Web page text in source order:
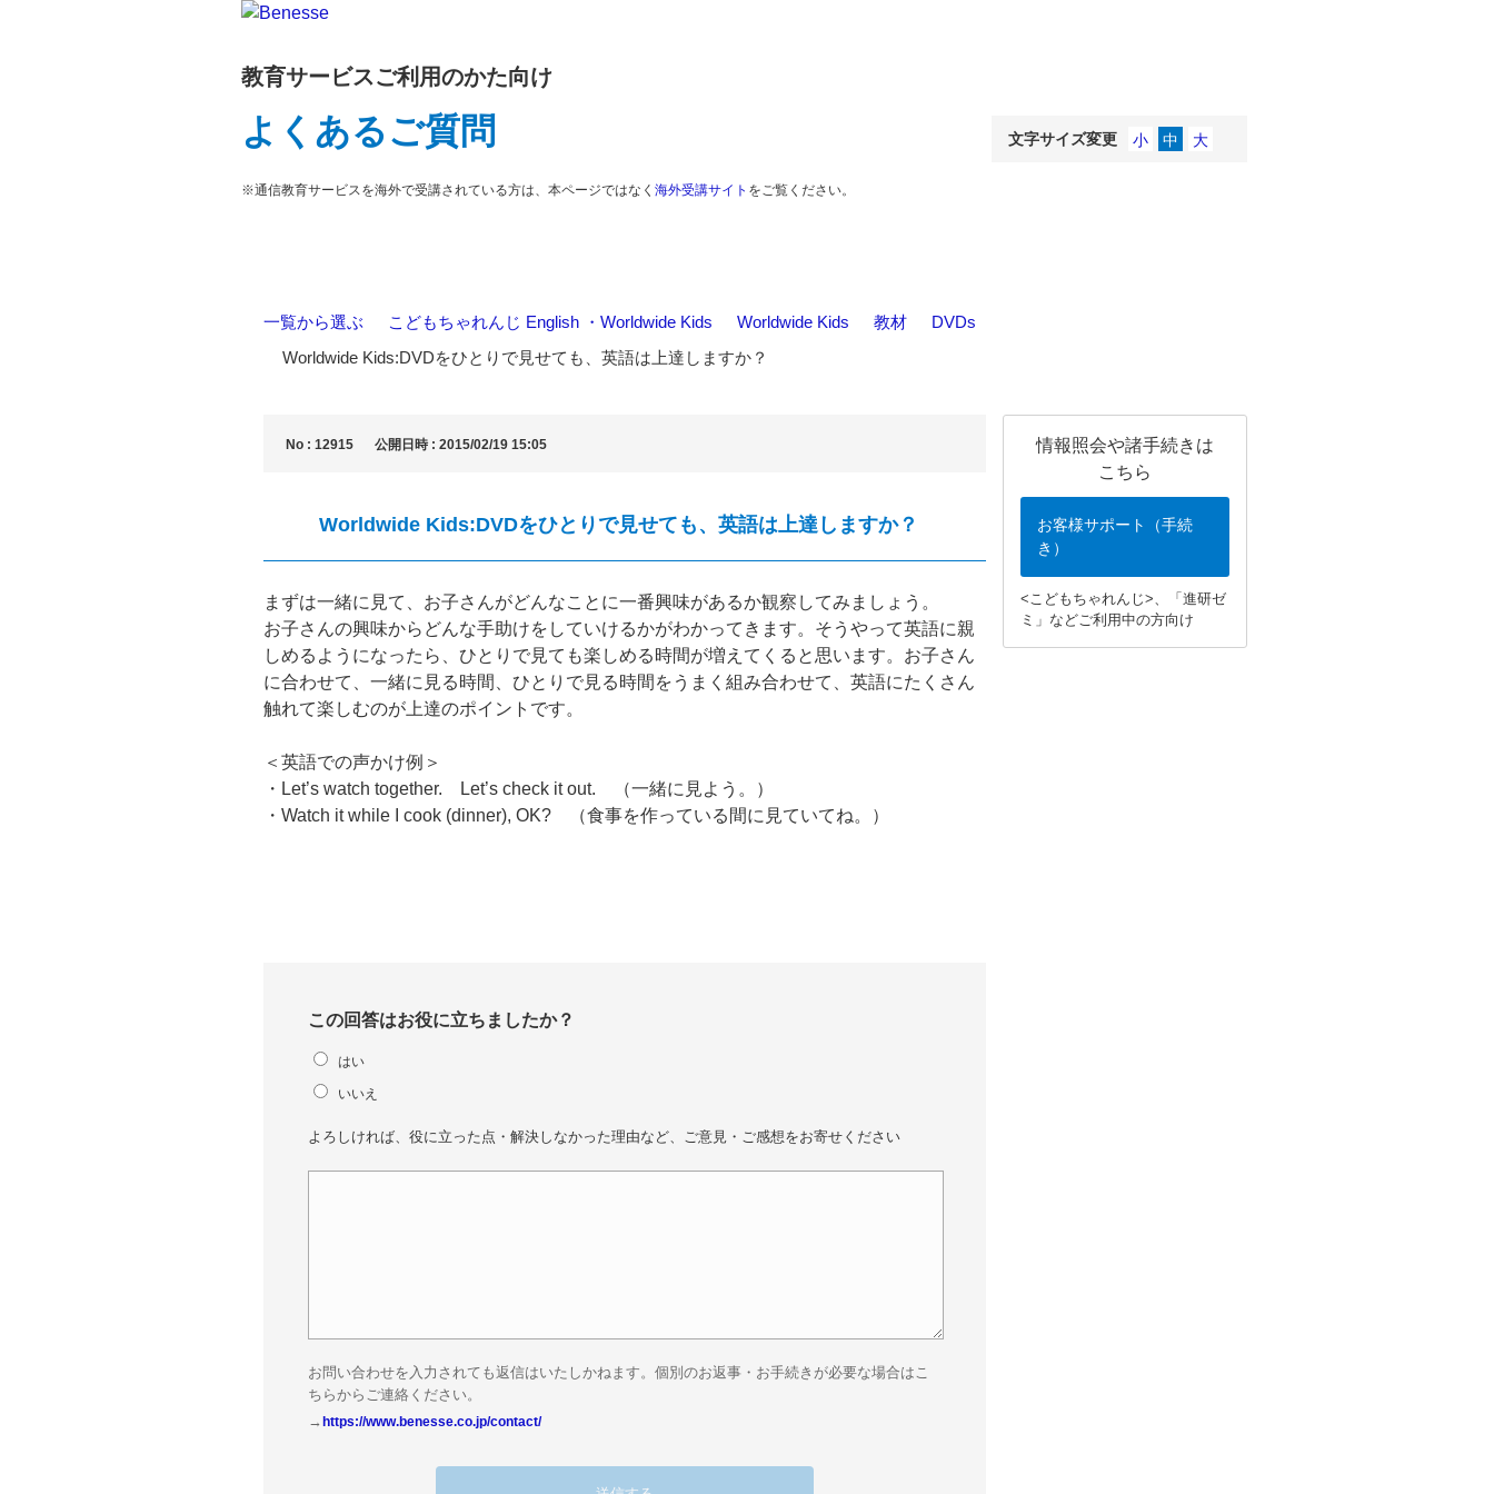
教育サービスご利用のかた向け
よくあるご質問
※通信教育サービスを海外で受講されている方は、本ページではなく 海外受講サイト をご覧ください。
文字サイズ変更
一覧から選ぶ こどもちゃれんじ English ・Worldwide Kids Worldwide Kids 教材
DVDs
Worldwide Kids:DVDをひとりで見せても、英語は上達しますか？
情報照会や諸手続きは
こちら
お客様サポート（手続
き）
<こどもちゃれんじ>、「進研ゼ
ミ」などご利用中の方向け
No : 12915 公開日時 : 2015/02/19 15:05
Worldwide Kids:DVDをひとりで見せても、英語は上達しますか？
まずは一緒に見て、お子さんがどんなことに一番興味があるか観察してみましょう。
お子さんの興味からどんな手助けをしていけるかがわかってきます。そうやって英語に親
しめるようになったら、ひとりで見ても楽しめる時間が増えてくると思います。お子さん
に合わせて、一緒に見る時間、ひとりで見る時間をうまく組み合わせて、英語にたくさん
触れて楽しむのが上達のポイントです。
＜英語での声かけ例＞
・Let’s watch together. Let’s check it out. （一緒に見よう。）
・Watch it while I cook (dinner), OK? （食事を作っている間に見ていてね。）
この回答はお役に立ちましたか？
はい
いいえ
よろしければ、役に立った点・解決しなかった理由など、ご意見・ご感想をお寄せください
お問い合わせを入力されても返信はいたしかねます。個別のお返事・お手続きが必要な場合はこ
ちらからご連絡ください。
→https://www.benesse.co.jp/contact/